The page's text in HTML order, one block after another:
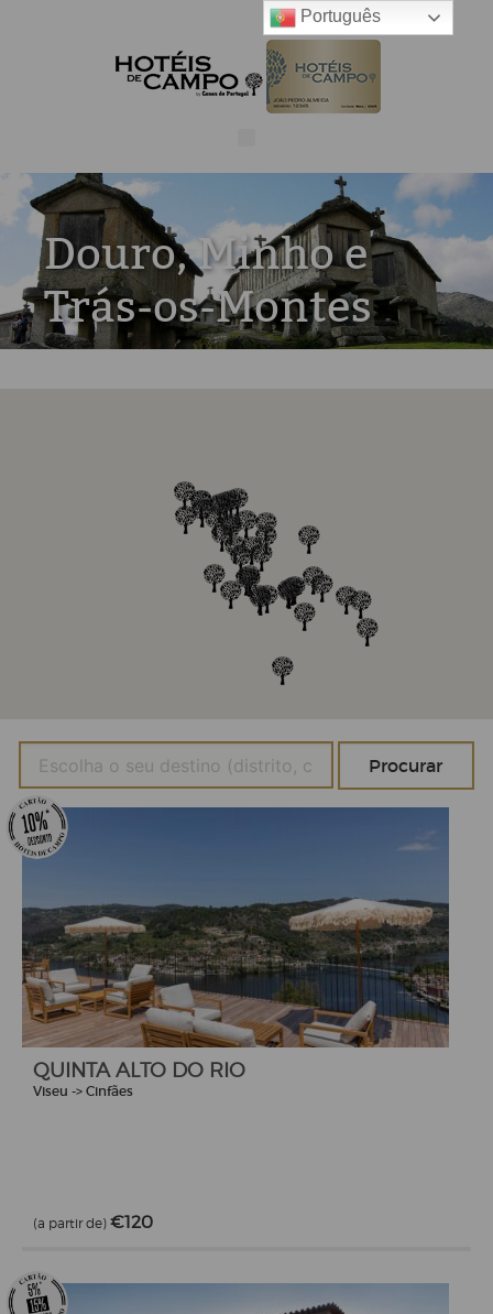
Douro, Minho e
Trás-os-Montes
QUINTA ALTO DO RIO
Viseu -> Cinfães
(a partir de) €120
Português